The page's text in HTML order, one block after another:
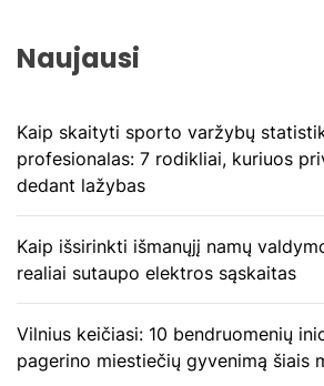
Naujausi
Kaip skaityti sporto varžybų
profesionalas: 7 rodikliai, kuriuos
dedant lažybas
Kaip išsirinkti išmanųjį namų
realiai sutaupo elektros sąskaitas
Vilnius keičiasi: 10 bendruomenių
pagerino miestiečių gyvenimą šiais